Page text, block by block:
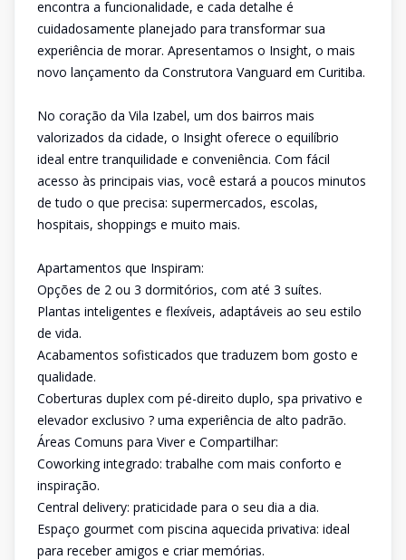
encontra a funcionalidade, e cada detalhe é
cuidadosamente planejado para transformar sua
experiência de morar. Apresentamos o Insight, o mais
novo lançamento da Construtora Vanguard em Curitiba.
No coração da Vila Izabel, um dos bairros mais
valorizados da cidade, o Insight oferece o equilíbrio
ideal entre tranquilidade e conveniência. Com fácil
acesso às principais vias, você estará a poucos minutos
de tudo o que precisa: supermercados, escolas,
hospitais, shoppings e muito mais.
Apartamentos que Inspiram:
Opções de 2 ou 3 dormitórios, com até 3 suítes.
Plantas inteligentes e flexíveis, adaptáveis ao seu estilo
de vida.
Acabamentos sofisticados que traduzem bom gosto e
qualidade.
Coberturas duplex com pé-direito duplo, spa privativo e
elevador exclusivo ? uma experiência de alto padrão.
Áreas Comuns para Viver e Compartilhar:
Coworking integrado: trabalhe com mais conforto e
inspiração.
Central delivery: praticidade para o seu dia a dia.
Espaço gourmet com piscina aquecida privativa: ideal
para receber amigos e criar memórias.